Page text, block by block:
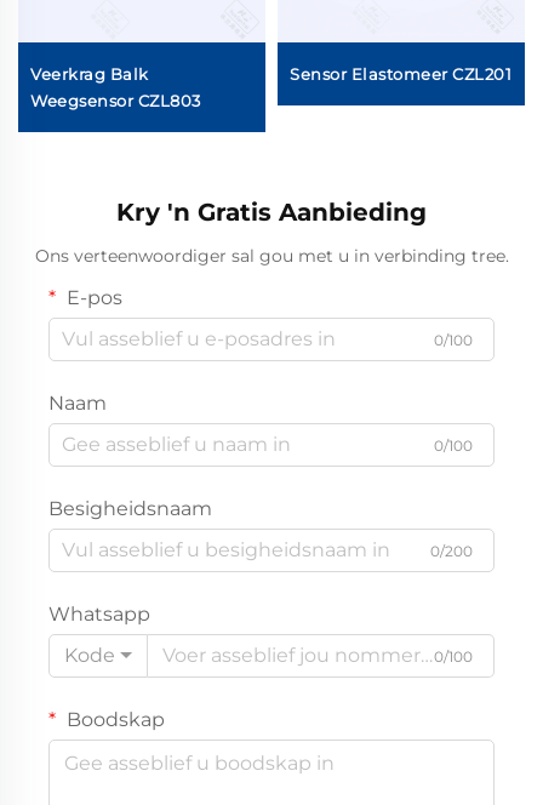
Veerkrag Balk
Weegsensor CZL803
Sensor Elastomeer CZL201
Kry 'n Gratis Aanbieding
Ons verteenwoordiger sal gou met u in verbinding tree.
E-pos
0/100
Naam
0/100
Besigheidsnaam
0/200
Whatsapp
Kode
0/100
Boodskap